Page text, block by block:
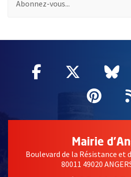
Facebook
, Ouvre une
Twitter
, ,
,
Mairie
Boulevard de la Résistance et
80011 49020